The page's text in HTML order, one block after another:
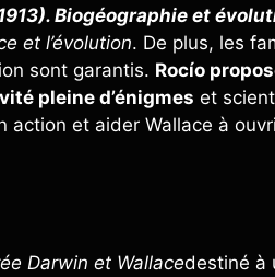
Biogéographie et
et l’évolution. De plus, les
sont garantis. Rocío
pleine d’énigmes et
et aider Wallace à
Darwin et Wallacedestiné à